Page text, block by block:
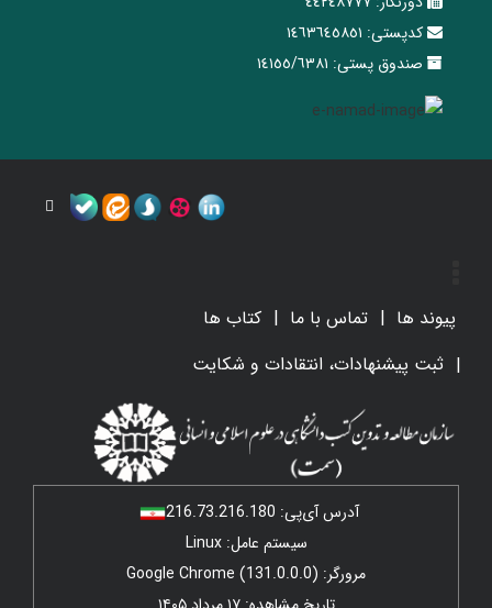
کدپستی: ١٤٦٣٦٤٥٨٥١
صندوق پستی: ١٤١٥٥/٦٣٨١
پیوند ها تماس با ما
کتاب ها
ثبت پیشنهادات، انتقادات و شکایت
آدرس آی‌پی: 216.73.216.180
سیستم عامل: Linux
مرورگر: Google Chrome (131.0.0.0)